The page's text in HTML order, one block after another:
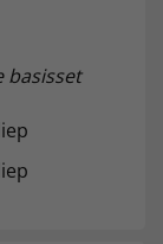
basisset